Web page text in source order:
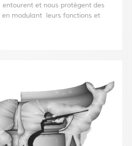
et nous protègent des
en modulant leurs fonctions et